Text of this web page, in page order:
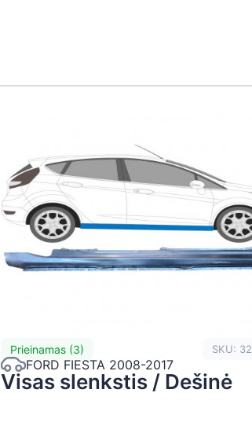
Prieinamas (3) SKU:
FORD FIESTA 2008-2017
Visas slenkstis / Dešinė